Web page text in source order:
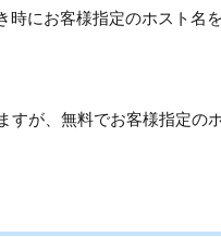
時にお客様指定のホスト名
が、無料でお客様指定の